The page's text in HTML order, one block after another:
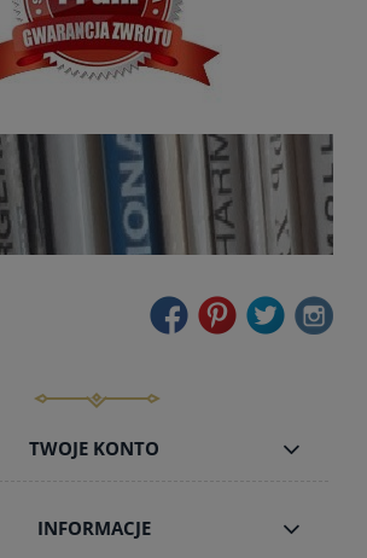
TWOJE KONTO
INFORMACJE